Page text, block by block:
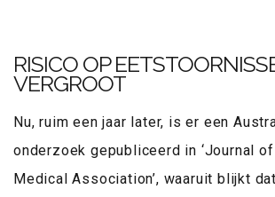
RISICO OP
VERGROOT
Nu, ruim een jaar later, is er een
onderzoek gepubliceerd in ‘Journal
Medical Association’, waaruit blijkt